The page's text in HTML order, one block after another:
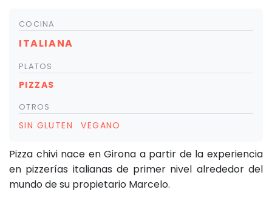
COCINA
ITALIANA
PLATOS
PIZZAS
OTROS
SIN GLUTEN VEGANO
Pizza chivi nace en Girona a partir de la experiencia
en pizzerías italianas de primer nivel alrededor del
mundo de su propietario Marcelo.